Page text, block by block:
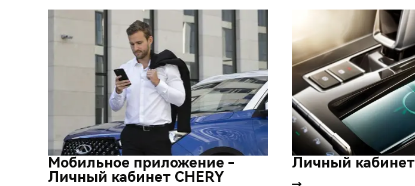
Мобильное приложение -
Личный кабинет CHERY
Личный кабинет